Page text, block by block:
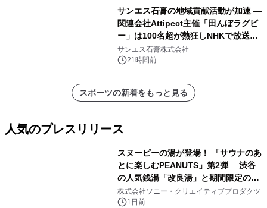
サンエス石膏の地域貢献活動が加速 ―
関連会社Attipect主催「田んぼラグビ
ー」は100名超が熱狂しNHKで放送さ
れました。
サンエス石膏株式会社
21時間前
スポーツの新着をもっと見る
人気のプレスリリース
スヌーピーの湯が登場！ 「サウナのあ
とに楽しむPEANUTS」第2弾 渋谷
の人気銭湯「改良湯」と期間限定のコ
ラボレーション サウナイキタイコラ
ボグッズも発売決定！
株式会社ソニー・クリエイティブプロダクツ
1日前